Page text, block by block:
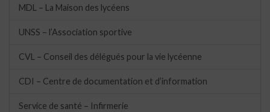
MDL – La Maison des lycéens
UNSS – l’Association sportive
CVL – Conseil des délégués pour la vie lycéenne
CDI – Centre de documentation et d’information
Service de santé – Infirmerie